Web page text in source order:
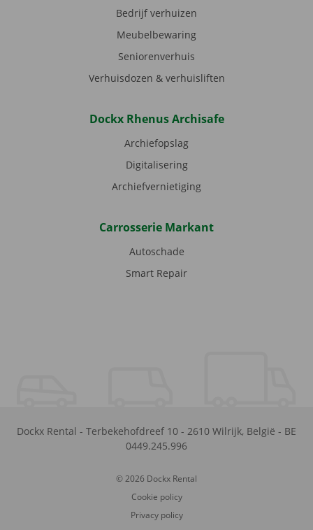
Bedrijf verhuizen
Meubelbewaring
Seniorenverhuis
Verhuisdozen & verhuisliften
Dockx Rhenus Archisafe
Archiefopslag
Digitalisering
Archiefvernietiging
Carrosserie Markant
Autoschade
Smart Repair
Dockx Rental - Terbekehofdreef 10 - 2610 Wilrijk, België - BE
0449.245.996
© 2026 Dockx Rental
Cookie policy
Privacy policy